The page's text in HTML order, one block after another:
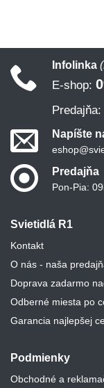
Svietidlá R1
Kontakt
O nás - naša
Doprava zadarmo
Odberné miesta po
Garancia najlepšej
Podmienky
Obchodné a
Infolinka
E-shop:
Predajňa:
Napíšte
Predajňa
Pon-Pia: